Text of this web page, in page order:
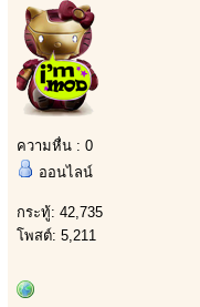
ความหื่น : 0
ออนไลน์
กระทู้: 42,735
โพสต์: 5,211